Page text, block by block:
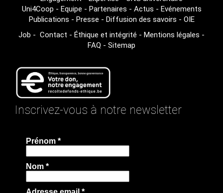
Uni4Coop - Equipe - Partenaires - Actus - Evénements
Publications - Presse - Diffusion des savoirs - OIE
Job - Contact - Éthique et intégrité - Mentions légales -
FAQ - Sitemap
Inscrivez-vous à notre newsletter